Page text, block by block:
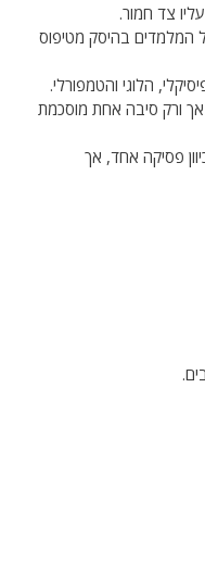
צד חמור.
המלמדים בהיסק מטיפוס
הלוגי והטמפורלי.
ורק סיבה אחת מוסכמת
פסיקה אחד, אך